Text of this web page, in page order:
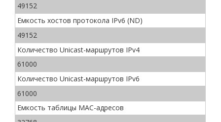
49152
Емкость хостов протокола IPv6 (ND)
49152
Количество Unicast-маршрутов IPv4
61000
Количество Unicast-маршрутов IPv6
61000
Емкость таблицы МАС-адресов